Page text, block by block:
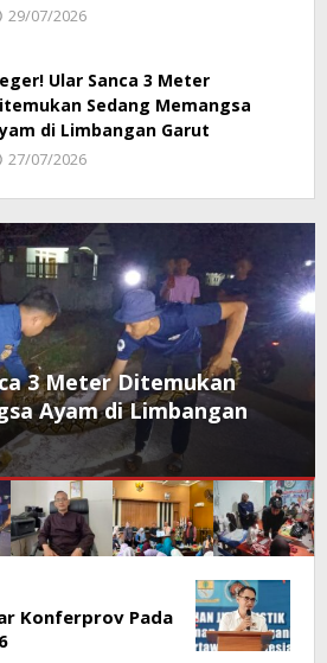
29/07/2026
Ular Sanca 3 Meter
Sedang Memangsa
di Limbangan Garut
27/07/2026
Malangbong,
Kebakaran
Konferprov Pada